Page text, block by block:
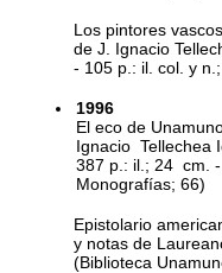
Los pintores
de J. Ignacio
- 105 p.: il. col. y
1996
El eco de
Ignacio Tellechea
387 p.: il.; 24 cm.
Monografías; 66)
Epistolario
y notas de
(Biblioteca